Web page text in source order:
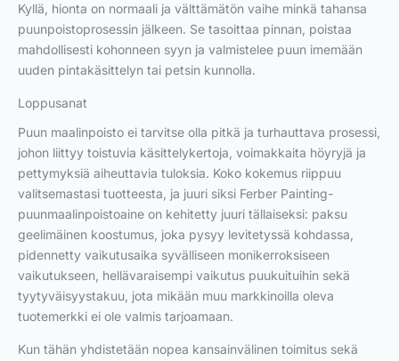
Kyllä, hionta on normaali ja välttämätön vaihe minkä tahansa
puunpoistoprosessin jälkeen. Se tasoittaa pinnan, poistaa
mahdollisesti kohonneen syyn ja valmistelee puun imemään
uuden pintakäsittelyn tai petsin kunnolla.
Loppusanat
Puun maalinpoisto ei tarvitse olla pitkä ja turhauttava prosessi,
johon liittyy toistuvia käsittelykertoja, voimakkaita höyryjä ja
pettymyksiä aiheuttavia tuloksia. Koko kokemus riippuu
valitsemastasi tuotteesta, ja juuri siksi Ferber Painting-
puunmaalinpoistoaine on kehitetty juuri tällaiseksi: paksu
geelimäinen koostumus, joka pysyy levitetyssä kohdassa,
pidennetty vaikutusaika syvälliseen monikerroksiseen
vaikutukseen, hellävaraisempi vaikutus puukuituihin sekä
tyytyväisyystakuu, jota mikään muu markkinoilla oleva
tuotemerkki ei ole valmis tarjoamaan.
Kun tähän yhdistetään nopea kansainvälinen toimitus sekä